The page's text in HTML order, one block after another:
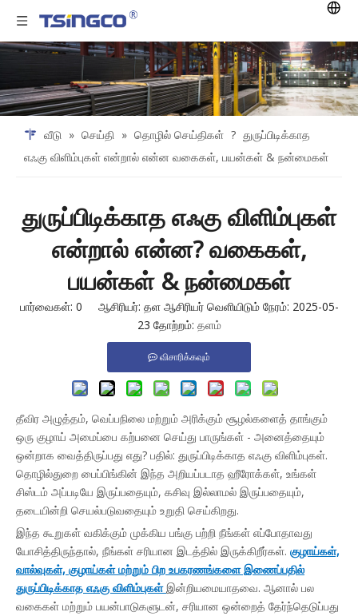
வீடு » செய்தி » தொழில் செய்திகள் ? துருப்பிடிக்காத
எஃகு விளிம்புகள் என்றால் என்ன வகைகள், பயன்கள் & நன்மைகள்
துருப்பிடிக்காத எஃகு விளிம்புகள்
என்றால் என்ன? வகைகள்,
பயன்கள் & நன்மைகள்
பார்வைகள்: 0 ஆசிரியர்: தள ஆசிரியர் வெளியிடும் நேரம்: 2025-05-
23 தோற்றம்: தளம்
விசாரிக்கவும்
தீவிர அழுத்தம், வெப்பநிலை மற்றும் அரிக்கும் சூழல்களைத் தாங்கும்
ஒரு குழாய் அமைப்பை கற்பனை செய்து பாருங்கள் - அனைத்தையும்
ஒன்றாக வைத்திருப்பது எது? பதில்: துருப்பிடிக்காத எஃகு விளிம்புகள்.
தொழில்துறை பைப்பிங்கின் இந்த அறியப்படாத ஹீரோக்கள், உங்கள்
சிஸ்டம் அப்படியே இருப்பதையும், கசிவு இல்லாமல் இருப்பதையும்,
தடையின்றி செயல்படுவதையும் உறுதி செய்கிறது.
இந்த கூறுகள் வகிக்கும் முக்கிய பங்கு பற்றி நீங்கள் எப்போதாவது
யோசித்திருந்தால், நீங்கள் சரியான இடத்தில் இருக்கிறீர்கள். குழாய்கள்,
வால்வுகள், குழாய்கள் மற்றும் பிற உபகரணங்களை இணைப்பதில்
துருப்பிடிக்காத எஃகு விளிம்புகள்இன்றியமையாதவை. ஆனால் பல
வகைகள் மற்றும் பயன்பாடுகளுடன், சரியான ஒன்றைத் தேர்ந்தெடுப்பது